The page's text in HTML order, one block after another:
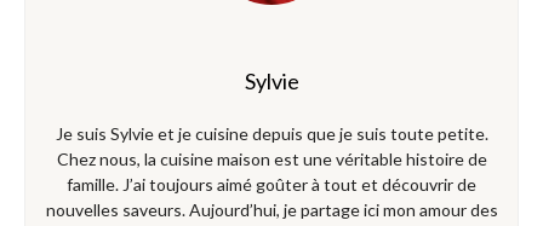
Sylvie
Je suis Sylvie et je cuisine depuis que je suis toute petite.
Chez nous, la cuisine maison est une véritable histoire de
famille. J’ai toujours aimé goûter à tout et découvrir de
nouvelles saveurs. Aujourd’hui, je partage ici mon amour des